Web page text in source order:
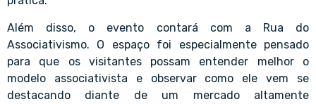
Além disso, o evento contará com a Rua do
Associativismo. O espaço foi especialmente pensado
para que os visitantes possam entender melhor o
modelo associativista e observar como ele vem se
destacando diante de um mercado altamente